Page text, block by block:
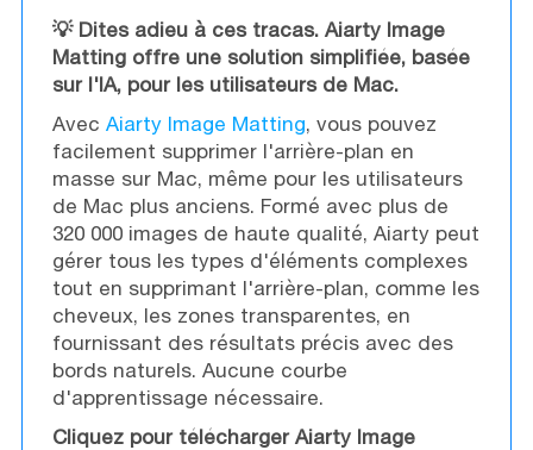
💡 Dites adieu à ces tracas. Aiarty Image
Matting offre une solution simplifiée, basée
sur l'IA, pour les utilisateurs de Mac.
Avec Aiarty Image Matting, vous pouvez
facilement supprimer l'arrière-plan en
masse sur Mac, même pour les utilisateurs
de Mac plus anciens. Formé avec plus de
320 000 images de haute qualité, Aiarty peut
gérer tous les types d'éléments complexes
tout en supprimant l'arrière-plan, comme les
cheveux, les zones transparentes, en
fournissant des résultats précis avec des
bords naturels. Aucune courbe
d'apprentissage nécessaire.
Cliquez pour télécharger Aiarty Image